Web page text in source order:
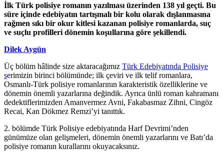
İlk Türk polisiye romanın yazılması üzerinden 138 yıl geçti. Bu
süre içinde edebiyatın tartışmalı bir kolu olarak dışlanmasına
rağmen sıkı bir okur kitlesi kazanan polisiye romanlarda, suç
ve suçlu profilleri dönemin koşullarına göre şekillendi.
Dilek Aygün
Üç bölüm hâlinde size aktaracağımız Türk Edebiyatında Polisiye
serimizin birinci bölümünde; ilk çeviri ve ilk telif romanlara,
Osmanlı-Türk polisiye romanlarının karakteristik özelliklerine ve
dönemin önemli yazarlarına değindik. Ayrıca ünlü roman kahramanı
dedektiflerimizden Amanvermez Avni, Fakabasmaz Zihni, Cingöz
Recai, Kan Dökmez Remzi’yi tanıttık.
2. bölümde Türk Polisiye edebiyatında Harf Devrimi’nden
günümüze olan gelişmeleri, dönemin önemli yazarlarını ve Batı’da
polisiye romanın kurallarını okuyacaksınız.